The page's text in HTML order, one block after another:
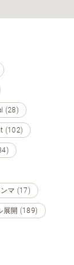
(28)
(102)
マ (17)
展開 (189)